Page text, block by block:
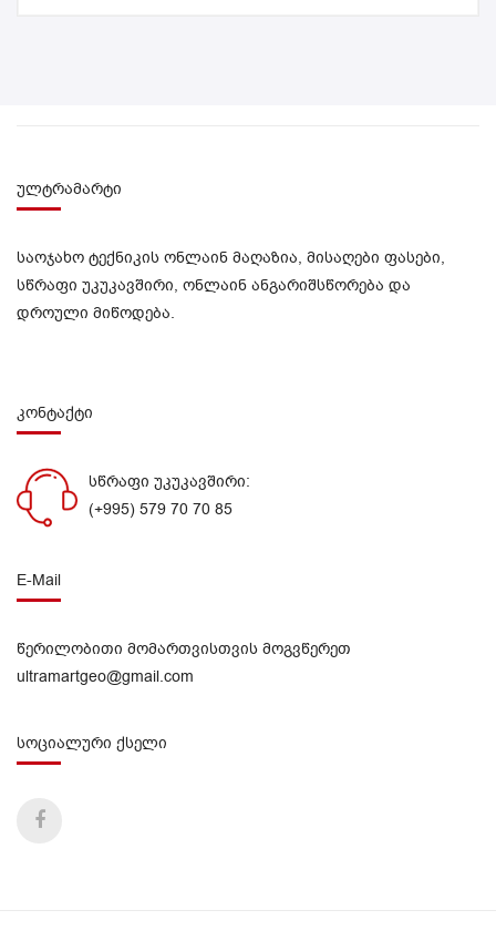
ულტრამარტი
საოჯახო ტექნიკის ონლაინ მაღაზია, მისაღები ფასები,
სწრაფი უკუკავშირი, ონლაინ ანგარიშსწორება და
დროული მიწოდება.
კონტაქტი
სწრაფი უკუკავშირი:
(+995) 579 70 70 85
E-Mail
წერილობითი მომართვისთვის მოგვწერეთ
ultramartgeo@gmail.com
სოციალური ქსელი